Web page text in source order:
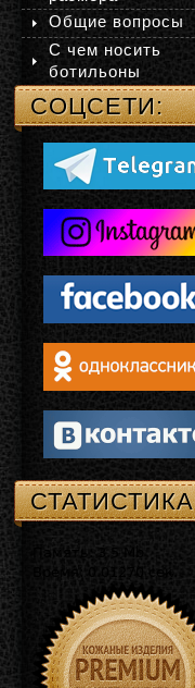
Общие вопросы
С чем носить
ботильоны
СОЦСЕТИ:
СТАТИСТИКА
Память: 3.5 Mb
Время: 0.01270 сек.